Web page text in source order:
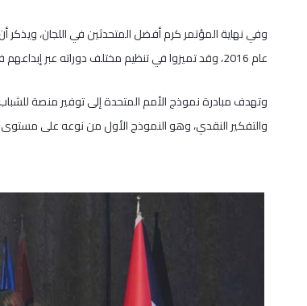
وفي نهاية المؤتمر كرم أفضل المتحدثين في اللجان،
عام 2016، وقد تميزوا في تنظيم مختلف دوراته عبر إبداعهم في طرح القضايا العالمية المتنوعة ومناقشتها.
وتهدف مبادرة نموذج الأمم المتحدة إلى توفير منصة
والتفكير النقدي، وهو النموذج الأول من نوعه على مستوى